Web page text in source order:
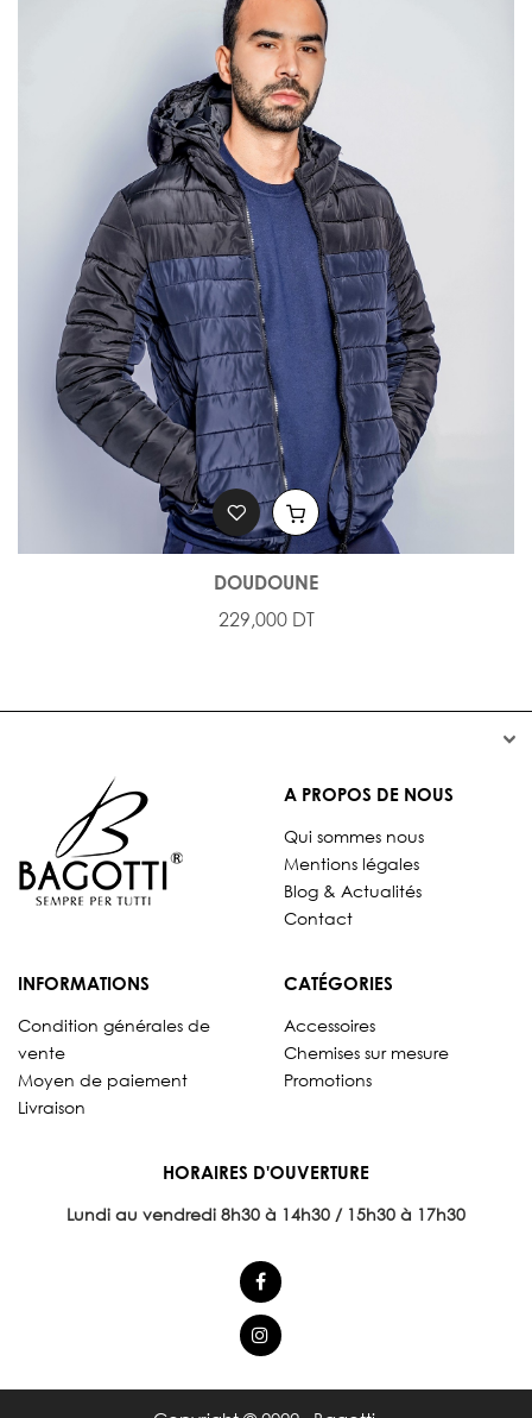
DOUDOUNE
229,000 DT


A PROPOS DE NOUS
Qui sommes nous
Mentions légales
Blog & Actualités
Contact
INFORMATIONS
Condition générales de
vente
Moyen de paiement
Livraison
CATÉGORIES
Accessoires
Chemises sur mesure
Promotions
HORAIRES D'OUVERTURE
Lundi au vendredi 8h30 à 14h30 / 15h30 à 17h30